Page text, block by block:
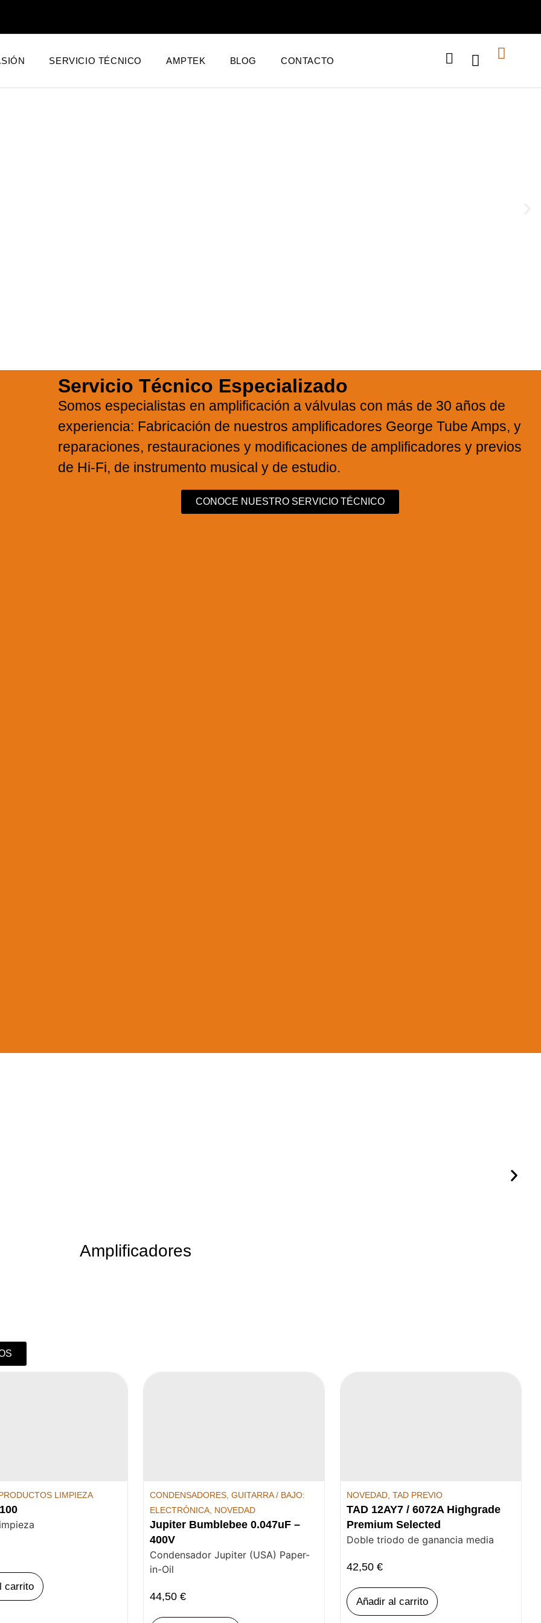
SERVICIO TÉCNICO AMPTEK BLOG CONTACTO
Servicio Técnico Especializado
Somos especialistas en amplificación a válvulas con más de 30 años de
experiencia: Fabricación de nuestros amplificadores George Tube Amps, y
reparaciones, restauraciones y modificaciones de amplificadores y previos
de Hi-Fi, de instrumento musical y de estudio.
CONOCE NUESTRO SERVICIO TÉCNICO
Amplificadores
LIMPIEZA
carrito
CONDENSADORES, GUITARRA / BAJO:
ELECTRÓNICA, NOVEDAD
Jupiter Bumblebee 0.047uF –
400V
Condensador Jupiter (USA) Paper-
in-Oil
44,50 €
NOVEDAD, TAD PREVIO
TAD 12AY7 / 6072A Highgrade
Premium Selected
Doble triodo de ganancia media
42,50 €
Añadir al carrito